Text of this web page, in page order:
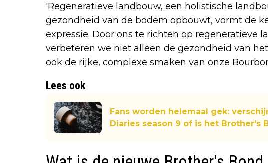
'Regeneratieve landbouw, een holistische
gezondheid van de bodem opbouwt, vormt de
expressie. Door ons te richten op regeneratieve
verbeteren we niet alleen de gezondheid van
ook de rijke, complexe smaken van onze
Lees ook
Fans worden helemaal gek:
Diaries season 9 of is het Brother's